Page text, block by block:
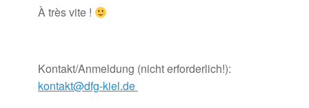
À très vite !
Kontakt/Anmeldung (nicht erforderlich!):
kontakt@dfg-kiel.de